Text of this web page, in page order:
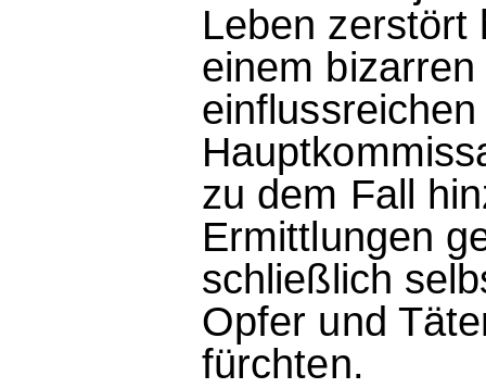
Leben zerstört
einem
zu dem Fall
Ermittlungen
schließlich
Opfer und
fürchten.